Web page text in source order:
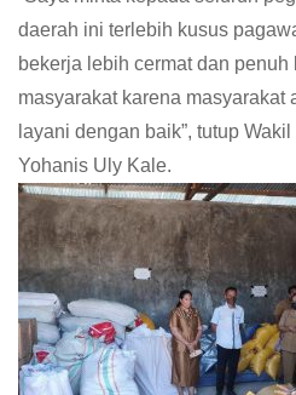
daerah ini terlebih kusus
bekerja lebih cermat dan
masyarakat karena masyarakat
layani dengan baik”, tutup
Yohanis Uly Kale.